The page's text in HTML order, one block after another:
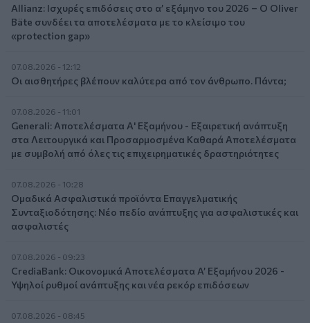
Allianz: Ισχυρές επιδόσεις στο α’ εξάμηνο του 2026 – Ο Oliver
Bäte συνδέει τα αποτελέσματα με το κλείσιμο του
«protection gap»
07.08.2026 - 12:12
Οι αισθητήρες βλέπουν καλύτερα από τον άνθρωπο. Πάντα;
07.08.2026 - 11:01
Generali: Αποτελέσματα Α' Εξαμήνου - Εξαιρετική ανάπτυξη
στα Λειτουργικά και Προσαρμοσμένα Καθαρά Αποτελέσματα
με συμβολή από όλες τις επιχειρηματικές δραστηριότητες
07.08.2026 - 10:28
Ομαδικά Ασφαλιστικά προϊόντα Επαγγελματικής
Συνταξιοδότησης: Νέο πεδίο ανάπτυξης για ασφαλιστικές και
ασφαλιστές
07.08.2026 - 09:23
CrediaBank: Οικονομικά Αποτελέσματα A’ Εξαμήνου 2026 -
Υψηλοί ρυθμοί ανάπτυξης και νέα ρεκόρ επιδόσεων
07.08.2026 - 08:45